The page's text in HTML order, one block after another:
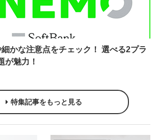
かな注意点をチェック！ 選べる2プラ
が魅力！
特集記事をもっと見る